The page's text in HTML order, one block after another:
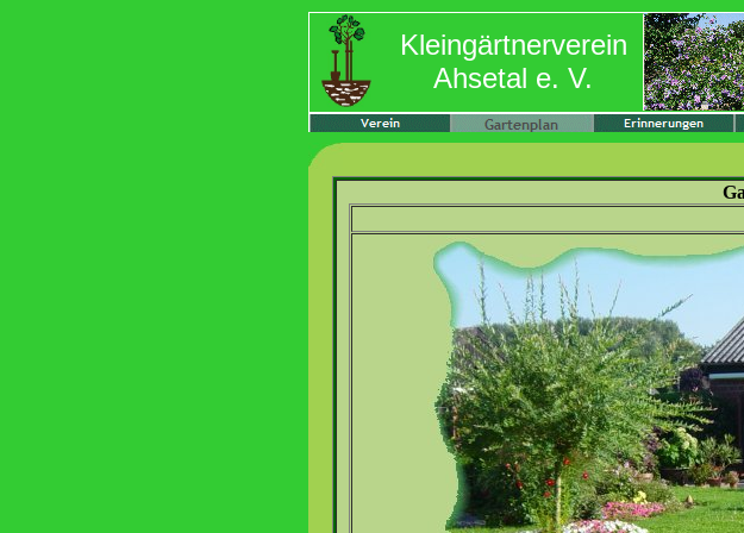
Kleingärtnerverein
Ahsetal e. V.